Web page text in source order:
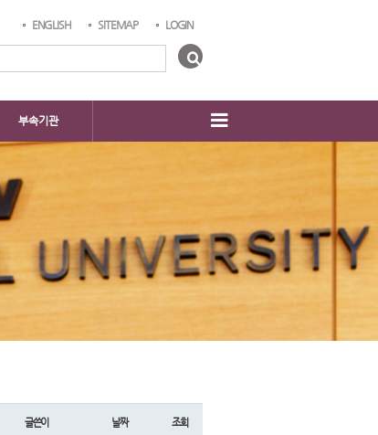
ENGLISH SITEMAP LOGIN
부속기관
글쓴이 날짜 조회